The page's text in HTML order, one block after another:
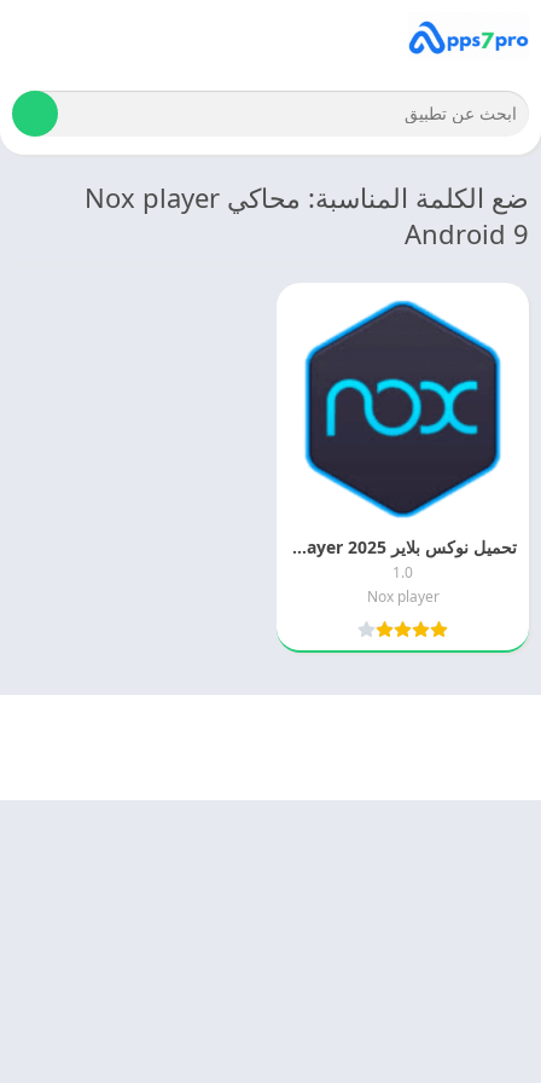
ضع الكلمة المناسبة: محاكي Nox player
Android 9
تحميل نوكس بلاير 2025 Nox Player مجانا
1.0
Nox player